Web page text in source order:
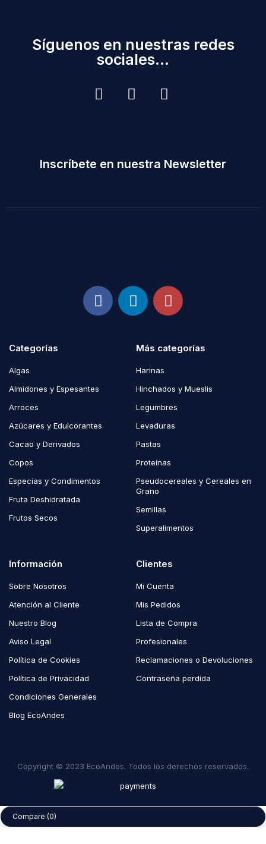
Síguenos en nuestras redes
sociales...
Inscríbete en nuestra Newsletter
Categorías
Algas
Almidones y Espesantes
Arroces
Azúcares y Edulcorantes
Cacao y Derivados
Copos
Especias y Condimentos
Fruta Deshidratada
Frutos Secos
Más categorías
Harinas
Hinchados y Mueslis
Legumbres
Levaduras
Pastas
Proteínas
Pseudocereales y Cereales en
Grano
Semillas
Superalimentos
Información
Sobre Nosotros
Atención al Cliente
Nuestro Blog
Aviso Legal
Política de Cookies
Política de Privacidad
Condiciones Generales
Blog EcoAndes
Clientes
Mi Cuenta
Mis Pedidos
Lista de Compra
Profesionales
Reclamaciones o Devoluciones
Contraseña perdida
Copyright © 2023 EcoAndes. Todos los derechos reservados.
Compare (0)